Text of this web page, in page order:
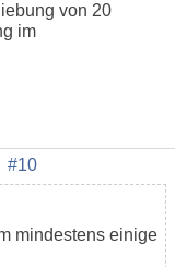
von 20
im
#10
mindestens einige